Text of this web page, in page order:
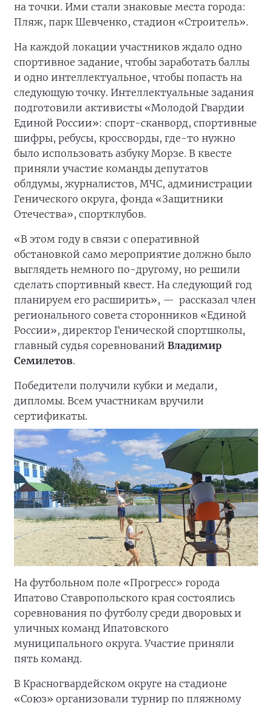
на точки. Ими стали знаковые места города:
Пляж, парк Шевченко, стадион «Строитель».
На каждой локации участников ждало одно
спортивное задание, чтобы заработать баллы
и одно интеллектуальное, чтобы попасть на
следующую точку. Интеллектуальные задания
подготовили активисты «Молодой Гвардии
Единой России»: спорт-сканворд, спортивные
шифры, ребусы, кроссворды, где-то нужно
было использовать азбуку Морзе. В квесте
приняли участие команды депутатов
облдумы, журналистов, МЧС, администрации
Генического округа, фонда «Защитники
Отечества», спортклубов.
«В этом году в связи с оперативной
обстановкой само мероприятие должно было
выглядеть немного по-другому, но решили
сделать спортивный квест. На следующий год
планируем его расширить», — рассказал член
регионального совета сторонников «Единой
России», директор Генической спортшколы,
главный судья соревнований Владимир
Семилетов.
Победители получили кубки и медали,
дипломы. Всем участникам вручили
сертификаты.
На футбольном поле «Прогресс» города
Ипатово Ставропольского края состоялись
соревнования по футболу среди дворовых и
уличных команд Ипатовского
муниципального округа. Участие приняли
пять команд.
В Красногвардейском округе на стадионе
«Союз» организовали турнир по пляжному